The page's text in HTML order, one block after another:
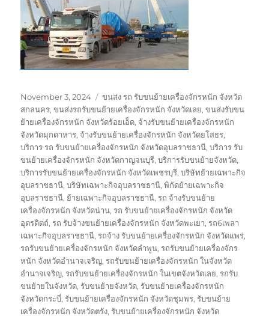
Posted
on
November 3, 2024 Tags
ขนส่ง รถ รับขนย้ายเครื่องจักรหนัก จังหวัด
สกลนคร,ขนส่งรถรับขนย้ายเครื่องจักรหนัก จังหวัดเลย,ขนส่งรับขน
ย้ายเครื่องจักรหนัก จังหวัดร้อยเอ็ด, จ้างรับขนย้ายเครื่องจักรหนัก
จังหวัดมุกดาหาร, จ้างรับขนย้ายเครื่องจักรหนัก จังหวัดยโสธร,
บริการ รถ รับขนย้ายเครื่องจักรหนัก จังหวัดอุบลราชธานี,บริการ รับ
ขนย้ายเครื่องจักรหนัก จังหวัดกาญจนบุรี,บริการรับขนย้ายจังหวัด,
บริการรับขนย้ายเครื่องจักรหนัก จังหวัดเพชรบุรี,บริษัทย้ายเฉพาะกิจ
อุบลราชธานี,บริษัทเฉพาะกิจอุบลราชธานี,พิกัดย้ายเฉพาะกิจ
อุบลราชธานี, ย้ายเฉพาะกิจอุบลราชธานี,รถ จ้างรับขนย้าย
เครื่องจักรหนัก จังหวัดน่าน,รถ รับขนย้ายเครื่องจักรหนัก จังหวัด
อุตรดิตถ์,รถ รับจ้างขนย้ายเครื่องจักรหนัก จังหวัดพะเยา,รถ6เพลา
เฉพาะกิจอุบลราชธานี,รถจ้าง รับขนย้ายเครื่องจักรหนัก จังหวัดแพร่,
รถรับขนย้ายเครื่องจักรหนัก จังหวัดลำพูน,รถรับขนย้ายเครื่องจักร
หนัก จังหวัดอำนาจเจริญ,รถรับขนย้ายเครื่องจักรหนัก ในจังหวัด
อำนาจเจริญ,รถรับขนย้ายเครื่องจักรหนัก ในเขตจังหวัดเลย,รถรับ
ขนย้ายในจังหวัด,รับขนย้ายจังหวัด,รับขนย้ายเครื่องจักรหนัก
จังหวัดกระบี่,รับขนย้ายเครื่องจักรหนัก จังหวัดชุมพร,รับขนย้าย
เครื่องจักรหนัก จังหวัดตรัง,รับขนย้ายเครื่องจักรหนัก จังหวัด